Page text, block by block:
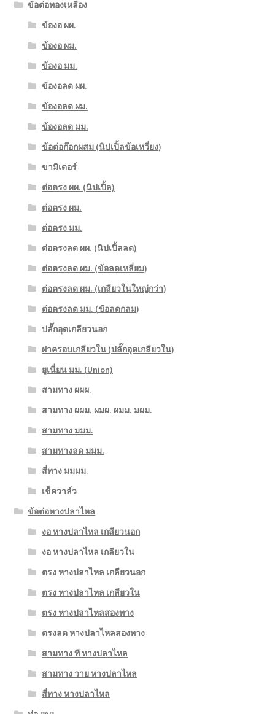
ข้อต่อทองเหลือง
ข้องอ ผผ.
ข้องอ ผม.
ข้องอ มม.
ข้องอลด ผผ.
ข้องอลด ผม.
ข้องอลด มม.
ข้อต่อก๊อกผสม (นิปเปิ้ลข้อเหวี่ยง)
ขามิเตอร์
ต่อตรง ผผ. (นิปเปิ้ล)
ต่อตรง ผม.
ต่อตรง มม.
ต่อตรงลด ผผ. (นิปเปิ้ลลด)
ต่อตรงลด ผม. (ข้อลดเหลี่ยม)
ต่อตรงลด ผม. (เกลียวในใหญ่กว่า)
ต่อตรงลด มม. (ข้อลดกลม)
ปลั๊กอุดเกลียวนอก
ฝาครอบเกลียวใน (ปลั๊กอุดเกลียวใน)
ยูเนี่ยน มม. (Union)
สามทาง ผผผ.
สามทาง ผผม. ผมผ. ผมม. มผม.
สามทาง มมม.
สามทางลด มมม.
สี่ทาง มมมม.
เช็ควาล์ว
ข้อต่อหางปลาไหล
งอ หางปลาไหล เกลียวนอก
งอ หางปลาไหล เกลียวใน
ตรง หางปลาไหล เกลียวนอก
ตรง หางปลาไหล เกลียวใน
ตรง หางปลาไหลสองทาง
ตรงลด หางปลาไหลสองทาง
สามทาง ที หางปลาไหล
สามทาง วาย หางปลาไหล
สี่ทาง หางปลาไหล